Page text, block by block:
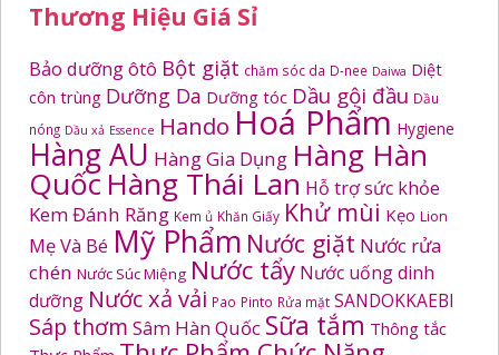
Thương Hiệu Giá Sỉ
Bảo dưỡng ôtô Bột giặt chăm sóc da D-nee Daiwa Diệt
côn trùng Dưỡng Da Dưỡng tóc Dầu gội đầu Dầu
nóng Dầu xả Essence Hando Hoá Phẩm Hygiene
Hàng AU Hàng Gia Dụng Hàng Hàn
Quốc Hàng Thái Lan Hỗ trợ sức khỏe
Kem Đánh Răng Kem ủ Khăn Giấy Khử mùi Kẹo Lion
Mẹ Và Bé Mỹ Phẩm Nước giặt Nước rửa
chén Nước Súc Miệng Nước tẩy Nước uống dinh
dưỡng Nước xả vải Pao Pinto Rửa mặt SANDOKKAEBI
Sáp thơm Sâm Hàn Quốc Sữa tắm Thông tắc